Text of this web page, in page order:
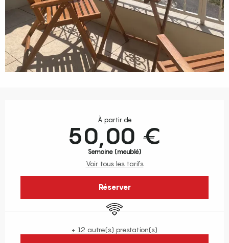
À partir de
50,00 €
Semaine (meublé)
Voir tous les tarifs
Réserver
WiFi
+ 12 autre(s) prestation(s)